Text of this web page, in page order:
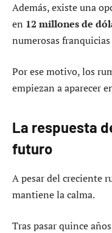
Además, existe una
en 12 millones de
numerosas
Por ese motivo, los
empiezan a aparecer
La respuesta
futuro
A pesar del creciente
mantiene la calma.
Tras pasar quince